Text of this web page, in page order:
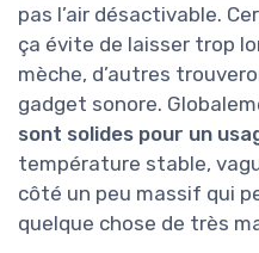
pas l’air désactivable.
ça évite de laisser trop
mèche, d’autres
gadget sonore.
sont solides pour un
température stable,
côté un peu massif qui
quelque chose de très